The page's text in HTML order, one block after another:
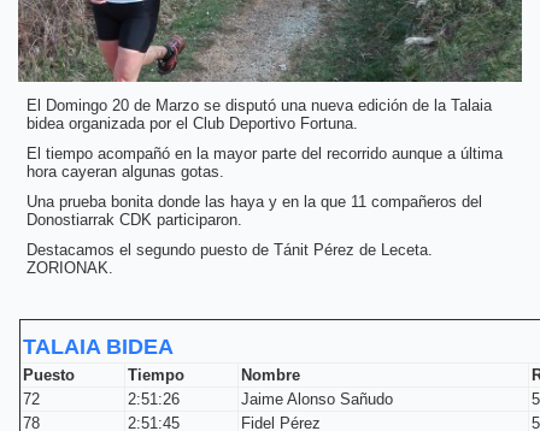
El Domingo 20 de Marzo se disputó una nueva edición de la Talaia
bidea organizada por el Club Deportivo Fortuna.
El tiempo acompañó en la mayor parte del recorrido aunque a última
hora cayeran algunas gotas.
Una prueba bonita donde las haya y en la que 11 compañeros del
Donostiarrak CDK participaron.
Destacamos el segundo puesto de Tánit Pérez de Leceta.
ZORIONAK.
TALAIA BIDEA
Puesto Tiempo Nombre
72
2:51:26 Jaime Alonso Sañudo
78
2:51:45 Fidel Pérez